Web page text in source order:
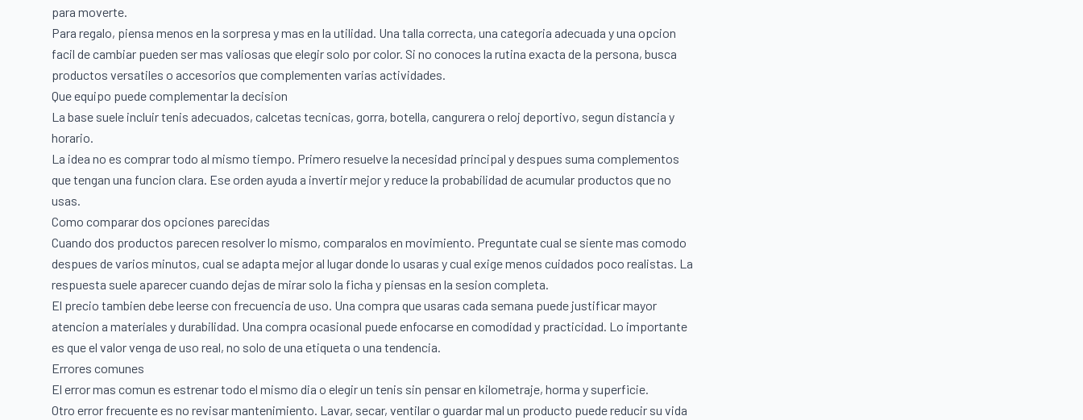
para moverte.
Para regalo, piensa menos en la sorpresa y mas en la utilidad. Una talla correcta, una categoria adecuada y una opcion
facil de cambiar pueden ser mas valiosas que elegir solo por color. Si no conoces la rutina exacta de la persona, busca
productos versatiles o accesorios que complementen varias actividades.
Que equipo puede complementar la decision
La base suele incluir tenis adecuados, calcetas tecnicas, gorra, botella, cangurera o reloj deportivo, segun distancia y
horario.
La idea no es comprar todo al mismo tiempo. Primero resuelve la necesidad principal y despues suma complementos
que tengan una funcion clara. Ese orden ayuda a invertir mejor y reduce la probabilidad de acumular productos que no
usas.
Como comparar dos opciones parecidas
Cuando dos productos parecen resolver lo mismo, comparalos en movimiento. Preguntate cual se siente mas comodo
despues de varios minutos, cual se adapta mejor al lugar donde lo usaras y cual exige menos cuidados poco realistas. La
respuesta suele aparecer cuando dejas de mirar solo la ficha y piensas en la sesion completa.
El precio tambien debe leerse con frecuencia de uso. Una compra que usaras cada semana puede justificar mayor
atencion a materiales y durabilidad. Una compra ocasional puede enfocarse en comodidad y practicidad. Lo importante
es que el valor venga de uso real, no solo de una etiqueta o una tendencia.
Errores comunes
El error mas comun es estrenar todo el mismo dia o elegir un tenis sin pensar en kilometraje, horma y superficie.
Otro error frecuente es no revisar mantenimiento. Lavar, secar, ventilar o guardar mal un producto puede reducir su vida